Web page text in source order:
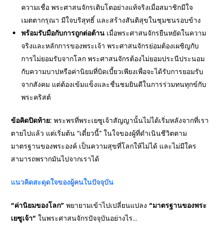
ความเชื่อ พระศาสนจักรเติบโตอย่างแท้จริงเมื่อสมาชิกมีใจ
เมตตากรุณา มีใจบริสุทธิ์ และสร้างสันติสุขในชุมชนรอบข้าง
พร้อมรับมือกับการถูกต่อต้าน เมื่อพระศาสนจักรยืนหยัดในความ
จริงและหลักการของพระเจ้า พระศาสนจักรย่อมต้องเผชิญกับ
การไม่ยอมรับจากโลก พระศาสนจักรต้องไม่ยอมประนีประนอม
กับความบาปหรือค่านิยมที่บิดเบี้ยวเพียงเพื่อจะได้รับการยอมรับ
จากสังคม แต่ต้องเข้มแข็งและชื่นชมยินดีในการร่วมทนทุกข์กับ
พระคริสต์
ข้อคิดปิดท้าย: พระพรที่พระเยซูเจ้าสัญญานั้นไม่ได้เริ่มหลังจากที่เรา
ตายไปแล้ว แต่เริ่มต้น “เดี๋ยวนี้” ในใจของผู้ที่ดำเนินชีวิตตาม
มาตรฐานของพระองค์ เป็นความสุขที่โลกให้ไม่ได้ และไม่มีใคร
สามารถพรากมันไปจากเราได้
แนวคิดสะดุดใจของผู้คนในปัจจุบัน
“ค่านิยมของโลก” พยายามเข้าไปเปลี่ยนแปลง“มาตรฐานของพระ
เยซูเจ้า” ในพระศาสนจักรปัจจุบันอย่างไร…